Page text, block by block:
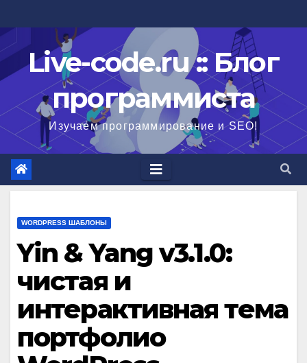
к
содержимому
Live-code.ru :: Блог
программиста
Изучаем программирование и SEO!
WORDPRESS ШАБЛОНЫ
Yin & Yang v3.1.0:
чистая и
интерактивная тема
портфолио